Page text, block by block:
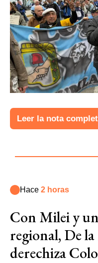
Leer la nota
Hace 2 horas
Con Milei y
regional, De
derechiza